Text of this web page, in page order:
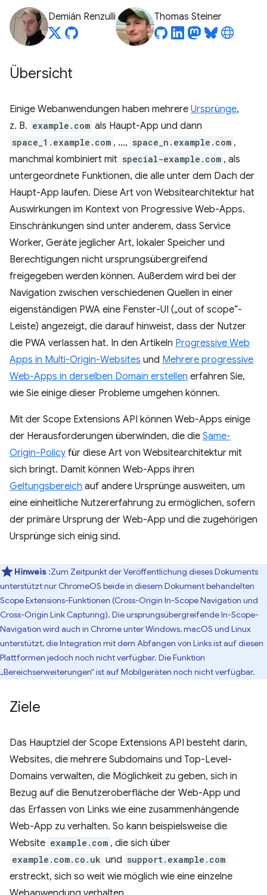
Demián Renzulli Thomas Steiner
Übersicht
Einige Webanwendungen haben mehrere Ursprünge,
z. B. example.com als Haupt-App und dann
space_1.example.com , …, space_n.example.com ,
manchmal kombiniert mit special-example.com , als
untergeordnete Funktionen, die alle unter dem Dach der
Haupt-App laufen. Diese Art von Websitearchitektur hat
Auswirkungen im Kontext von Progressive Web-Apps.
Einschränkungen sind unter anderem, dass Service
Worker, Geräte jeglicher Art, lokaler Speicher und
Berechtigungen nicht ursprungsübergreifend
freigegeben werden können. Außerdem wird bei der
Navigation zwischen verschiedenen Quellen in einer
eigenständigen PWA eine Fenster-UI („out of scope“-
Leiste) angezeigt, die darauf hinweist, dass der Nutzer
die PWA verlassen hat. In den Artikeln Progressive Web
Apps in Multi-Origin-Websites und Mehrere progressive
Web-Apps in derselben Domain erstellen erfahren Sie,
wie Sie einige dieser Probleme umgehen können.
Mit der Scope Extensions API können Web-Apps einige
der Herausforderungen überwinden, die die Same-
Origin-Policy für diese Art von Websitearchitektur mit
sich bringt. Damit können Web-Apps ihren
Geltungsbereich auf andere Ursprünge ausweiten, um
eine einheitliche Nutzererfahrung zu ermöglichen, sofern
der primäre Ursprung der Web-App und die zugehörigen
Ursprünge sich einig sind.
Hinweis :Zum Zeitpunkt der Veröffentlichung dieses Dokuments
unterstützt nur ChromeOS beide in diesem Dokument behandelten
Scope Extensions-Funktionen (Cross-Origin In-Scope Navigation und
Cross-Origin Link Capturing). Die ursprungsübergreifende In-Scope-
Navigation wird auch in Chrome unter Windows, macOS und Linux
unterstützt, die Integration mit dem Abfangen von Links ist auf diesen
Plattformen jedoch noch nicht verfügbar. Die Funktion
„Bereichserweiterungen“ ist auf Mobilgeräten noch nicht verfügbar.
Ziele
Das Hauptziel der Scope Extensions API besteht darin,
Websites, die mehrere Subdomains und Top-Level-
Domains verwalten, die Möglichkeit zu geben, sich in
Bezug auf die Benutzeroberfläche der Web-App und
das Erfassen von Links wie eine zusammenhängende
Web-App zu verhalten. So kann beispielsweise die
Website example.com , die sich über
example.com.co.uk und support.example.com
erstreckt, sich so weit wie möglich wie eine einzelne